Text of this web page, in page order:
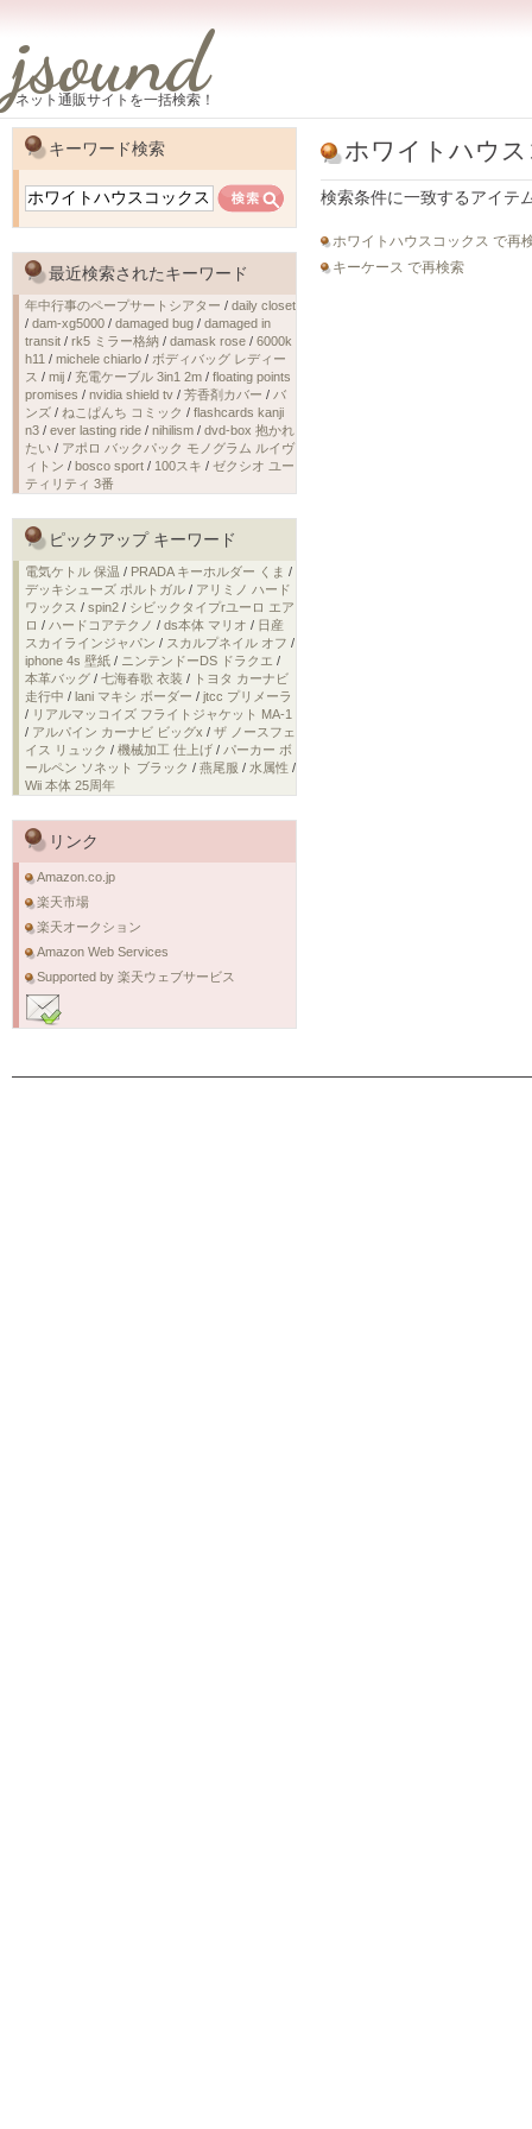
jsound
ネット通販サイトを一括検索！
ホワイトハウ
検索条件に一致するアイテ
ホワイトハウスコックス で再
キーケース で再検索
キーワード検索
最近検索されたキーワード
年中行事のペープサートシアター / daily closet
/ dam-xg5000 / damaged bug / damaged in
transit / rk5 ミラー格納 / damask rose / 6000k
h11 / michele chiarlo / ボディバッグ レディー
ス / mij / 充電ケーブル 3in1 2m / floating points
promises / nvidia shield tv / 芳香剤カバー / バ
ンズ / ねこぱんち コミック / flashcards kanji
n3 / ever lasting ride / nihilism / dvd-box 抱かれ
たい / アポロ バックパック モノグラム ルイヴ
ィトン / bosco sport / 100スキ / ゼクシオ ユー
ティリティ 3番
ピックアップ キーワード
電気ケトル 保温 / PRADA キーホルダー くま /
デッキシューズ ポルトガル / アリミノ ハード
ワックス / spin2 / シビックタイプrユーロ エア
ロ / ハードコアテクノ / ds本体 マリオ / 日産
スカイラインジャパン / スカルプネイル オフ /
iphone 4s 壁紙 / ニンテンドーDS ドラクエ /
本革バッグ / 七海春歌 衣装 / トヨタ カーナビ
走行中 / lani マキシ ボーダー / jtcc プリメーラ
/ リアルマッコイズ フライトジャケット MA-1
/ アルパイン カーナビ ビッグx / ザ ノースフェ
イス リュック / 機械加工 仕上げ / パーカー ボ
ールペン ソネット ブラック / 燕尾服 / 水属性 /
Wii 本体 25周年
リンク
Amazon.co.jp
楽天市場
楽天オークション
Amazon Web Services
Supported by 楽天ウェブサービス